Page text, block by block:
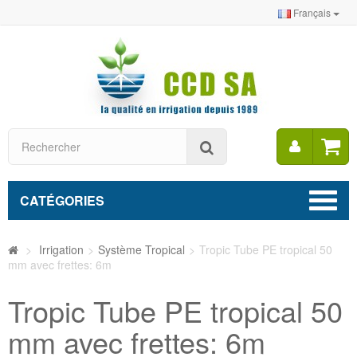
Français
Mon
CATÉGORIES
> Irrigation > Système Tropical > Tropic Tube PE tropical 50
mm avec frettes: 6m
Tropic Tube PE tropical 50
mm avec frettes: 6m